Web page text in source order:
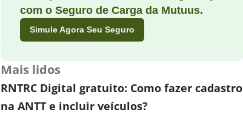
com o Seguro de Carga da Mutuus.
Simule Agora Seu Seguro
Mais lidos
RNTRC Digital gratuito: Como fazer cadastro
na ANTT e incluir veículos?